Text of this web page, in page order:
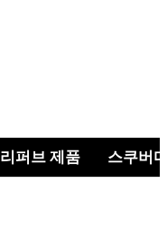
리퍼브 제품 스쿠버